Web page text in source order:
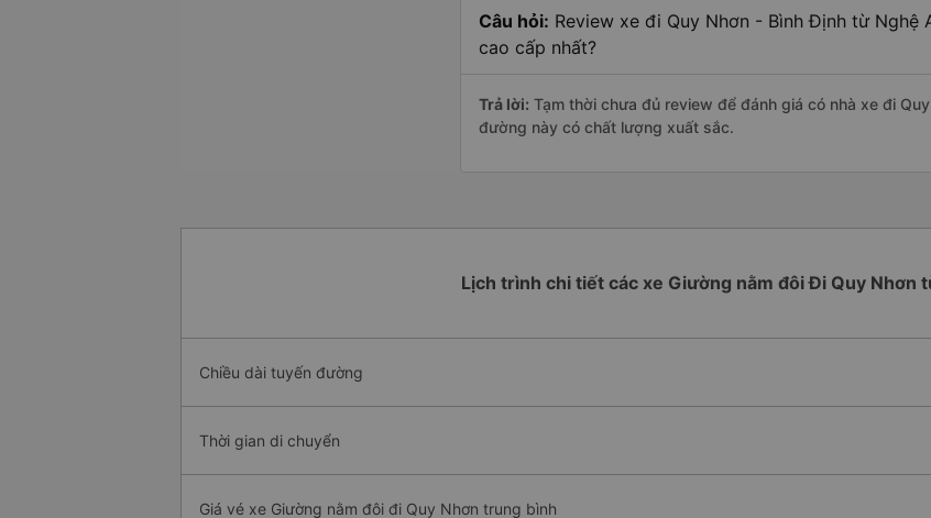
Câu hỏi: Review xe đi Quy Nhơn - Bình Định từ
cao cấp nhất?
Trả lời: Tạm thời chưa đủ review để đánh giá có nhà xe đi
đường này có chất lượng xuất sắc.
Lịch trình chi tiết các xe Giường nằm đôi Đi Quy Nhơn
Chiều dài tuyến đường
Thời gian di chuyển
Giá vé xe Giường nằm đôi đi Quy Nhơn trung bình